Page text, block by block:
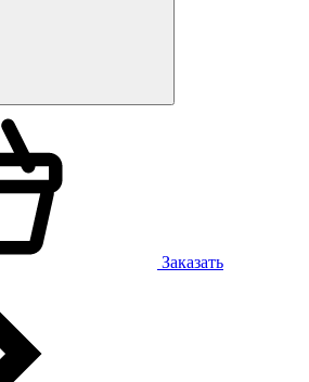
Заказать